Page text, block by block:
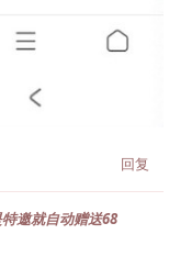
回复
邀就自动赠送68